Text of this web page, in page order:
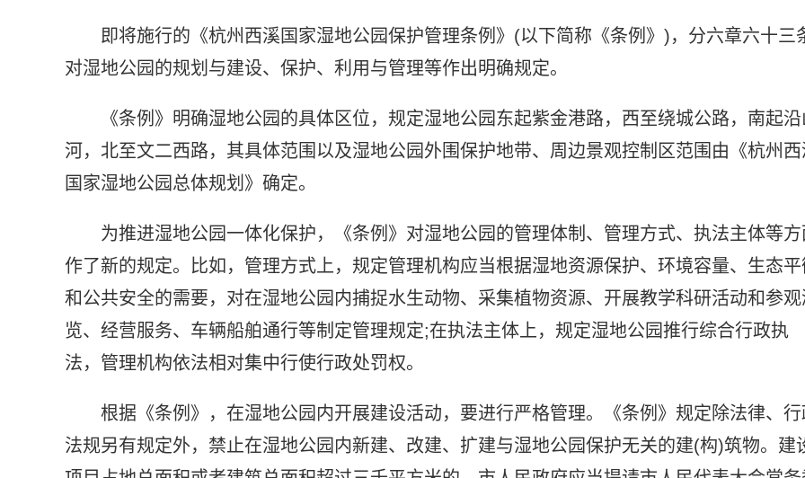
即将施行的《杭州西溪国家湿地公园保护管理条例》(以下简称《条例》)，分六章六十三
对湿地公园的规划与建设、保护、利用与管理等作出明确规定。
《条例》明确湿地公园的具体区位，规定湿地公园东起紫金港路，西至绕城公路，南起
河，北至文二西路，其具体范围以及湿地公园外围保护地带、周边景观控制区范围由《杭州西
国家湿地公园总体规划》确定。
为推进湿地公园一体化保护，《条例》对湿地公园的管理体制、管理方式、执法主体等方
作了新的规定。比如，管理方式上，规定管理机构应当根据湿地资源保护、环境容量、生态平
和公共安全的需要，对在湿地公园内捕捉水生动物、采集植物资源、开展教学科研活动和参观
览、经营服务、车辆船舶通行等制定管理规定;在执法主体上，规定湿地公园推行综合行政执
法，管理机构依法相对集中行使行政处罚权。
根据《条例》，在湿地公园内开展建设活动，要进行严格管理。《条例》规定除法律、行
法规另有规定外，禁止在湿地公园内新建、改建、扩建与湿地公园保护无关的建(构)筑物。建